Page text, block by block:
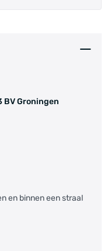
en NeXt
voor in de
BV Groningen
en binnen een straal